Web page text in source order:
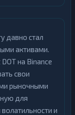
давно стал
активами.
на Binance
свои
рыночными
для
и